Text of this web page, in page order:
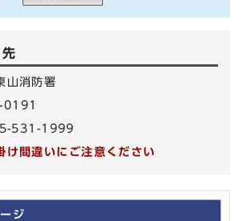
山消防署
531-1999
け間違いにご注意ください
ジ